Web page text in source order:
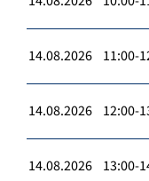
14.08.2026 11:00-
14.08.2026 12:00-
14.08.2026 13:00-